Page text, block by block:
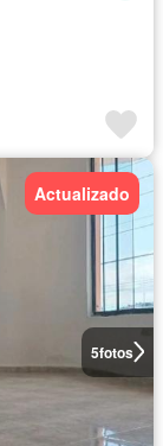
5fotos
Actualizado